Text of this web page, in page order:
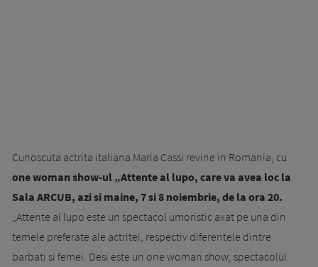
Cunoscuta actrita italiana Maria Cassi revine in Romania, cu
one woman show-ul „Attente al lupo, care va avea loc la
Sala ARCUB, azi si maine, 7 si 8 noiembrie, de la ora 20.
„Attente al lupo este un spectacol umoristic axat pe una din
temele preferate ale actritei, respectiv diferentele dintre
barbati si femei. Desi este un one woman show, spectacolul